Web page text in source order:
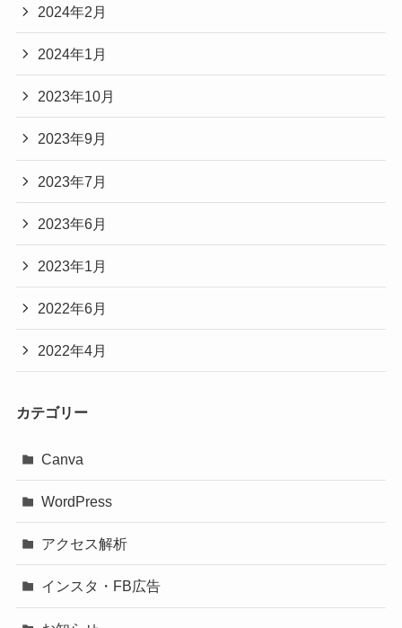
2024年2月
2024年1月
2023年10月
2023年9月
2023年7月
2023年6月
2023年1月
2022年6月
2022年4月
カテゴリー
Canva
WordPress
アクセス解析
インスタ・FB広告